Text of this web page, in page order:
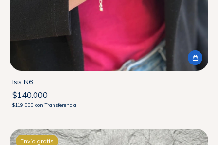
Isis N6
$140.000
$119.000 con Transferencia
Envío gratis